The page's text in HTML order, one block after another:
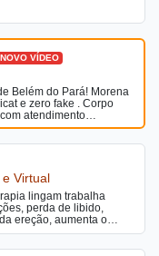
NOVO VÍDEO
Belém do Pará! Morena
e zero fake . Corpo
atendimento
surpreender com o
Virtual
lingam trabalha
perda de libido,
ereção, aumenta o
o tempo de